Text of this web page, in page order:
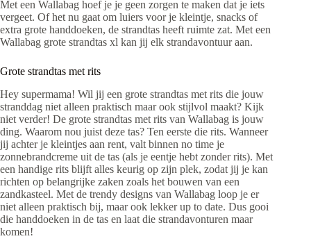
Met een Wallabag hoef je je geen zorgen te maken dat je iets
vergeet. Of het nu gaat om luiers voor je kleintje, snacks of
extra grote handdoeken, de strandtas heeft ruimte zat. Met een
Wallabag grote strandtas xl kan jij elk strandavontuur aan.
Grote strandtas met rits
Hey supermama! Wil jij een grote strandtas met rits die jouw
stranddag niet alleen praktisch maar ook stijlvol maakt? Kijk
niet verder! De grote strandtas met rits van Wallabag is jouw
ding. Waarom nou juist deze tas? Ten eerste die rits. Wanneer
jij achter je kleintjes aan rent, valt binnen no time je
zonnebrandcreme uit de tas (als je eentje hebt zonder rits). Met
een handige rits blijft alles keurig op zijn plek, zodat jij je kan
richten op belangrijke zaken zoals het bouwen van een
zandkasteel. Met de trendy designs van Wallabag loop je er
niet alleen praktisch bij, maar ook lekker up to date. Dus gooi
die handdoeken in de tas en laat die strandavonturen maar
komen!